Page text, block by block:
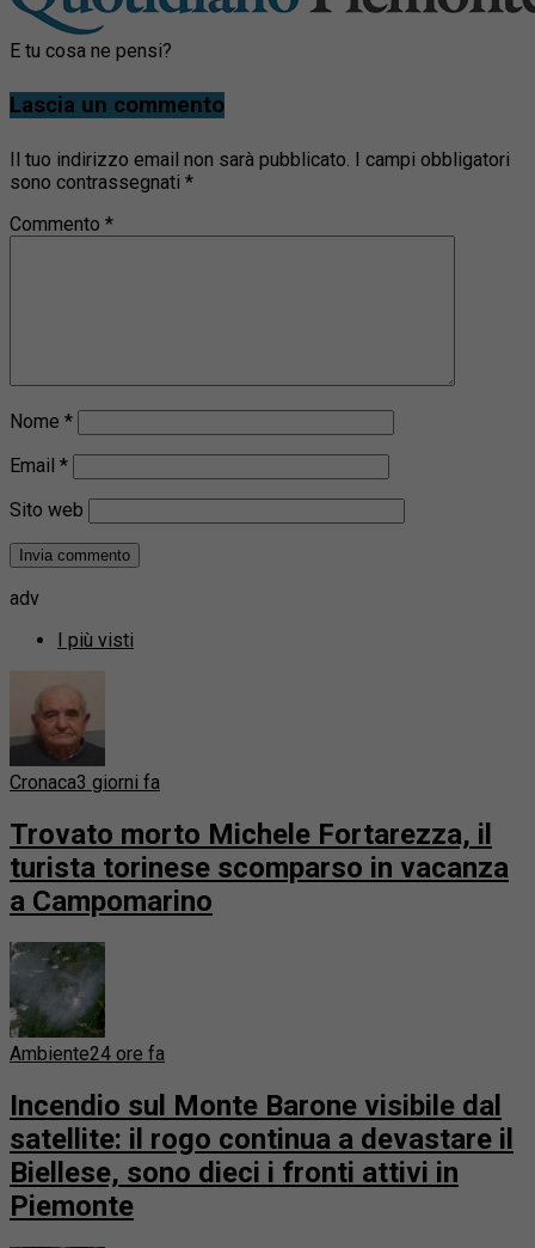
E tu cosa ne pensi?
Lascia un commento
Il tuo indirizzo email non sarà pubblicato.
I campi obbligatori
sono contrassegnati *
Commento *
Nome *
Email *
Sito web
adv
I più visti
Cronaca3 giorni fa
Trovato morto Michele Fortarezza, il
turista torinese scomparso in vacanza
a Campomarino
Ambiente24 ore fa
Incendio sul Monte Barone visibile dal
satellite: il rogo continua a devastare il
Biellese, sono dieci i fronti attivi in
Piemonte